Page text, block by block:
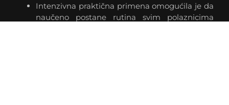
Intenzivna praktična primena omogućila je da
naučeno postane rutina svim polaznicima